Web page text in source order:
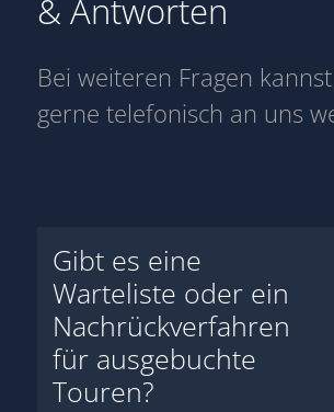
& Antworten
Bei weiteren Fragen
gerne telefonisch an uns
Gibt es eine
Warteliste oder ein
Nachrückverfahren
für ausgebuchte
Touren?